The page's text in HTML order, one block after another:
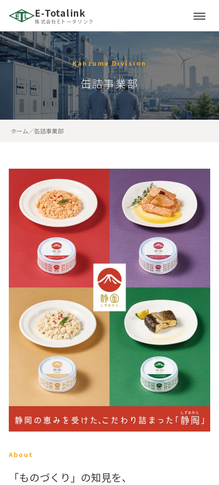
E-Totalink
株式会社Eトータリンク
Kanzume Division
缶詰事業部
ホーム／缶詰事業部
About
「ものづくり」の知見を、